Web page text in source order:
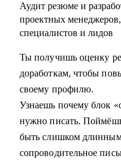
её достижения
• Разобрать любой
• Дам рекомендации по
развитию
Кому могу помочь:
• Начинающим и
• Тем, кто хочет начать
• Менеджерам
Аудит резюме и
проектных
специалистов и лидов
Ты получишь оценку
доработкам, чтобы
своему профилю.
Узнаешь почему блок
нужно писать.
быть слишком
сопроводительное